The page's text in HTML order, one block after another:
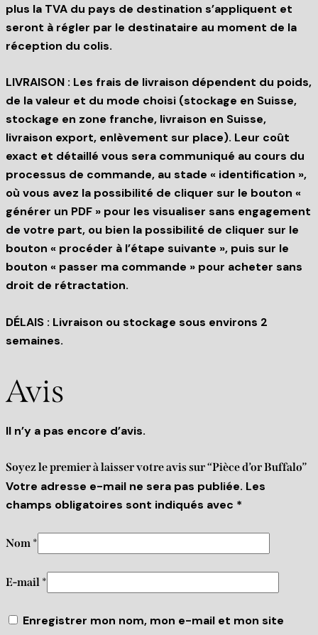
plus la TVA du pays de destination s’appliquent et
seront à régler par le destinataire au moment de la
réception du colis.
LIVRAISON : Les frais de livraison dépendent du poids,
de la valeur et du mode choisi (stockage en Suisse,
stockage en zone franche, livraison en Suisse,
livraison export, enlèvement sur place). Leur coût
exact et détaillé vous sera communiqué au cours du
processus de commande, au stade « identification »,
où vous avez la possibilité de cliquer sur le bouton «
générer un PDF » pour les visualiser sans engagement
de votre part, ou bien la possibilité de cliquer sur le
bouton « procéder à l’étape suivante », puis sur le
bouton « passer ma commande » pour acheter sans
droit de rétractation.
DÉLAIS : Livraison ou stockage sous environs 2
semaines.
Avis
Il n’y a pas encore d’avis.
Soyez le premier à laisser votre avis sur “Pièce d’or Buffalo”
Votre adresse e-mail ne sera pas publiée. Les
champs obligatoires sont indiqués avec *
Nom *
E-mail *
Enregistrer mon nom, mon e-mail et mon site